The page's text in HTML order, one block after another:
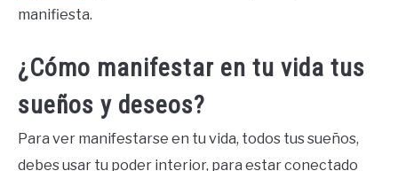
manifiesta.
¿Cómo manifestar en tu vida tus
sueños y deseos?
Para ver manifestarse en tu vida, todos tus sueños,
debes usar tu poder interior, para estar conectado